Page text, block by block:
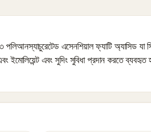
এসেনশিয়াল ফ্যাটি অ্যাসিড যা
এবং ইমোলিয়েন্ট এবং সুদিং সুবিধা প্রদান করতে